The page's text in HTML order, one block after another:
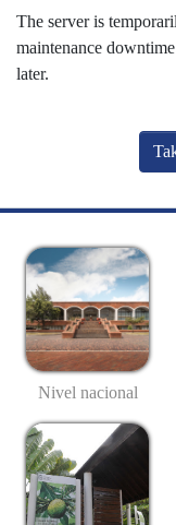
The server is
maintenance
later.
Nivel nacional